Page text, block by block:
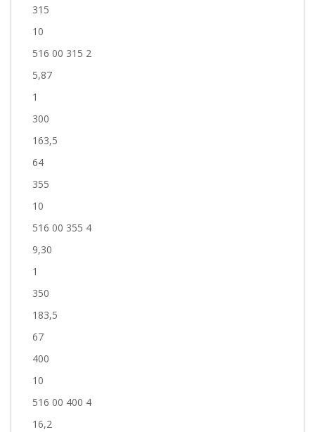
315
10
516 00 315 2
5,87
1
300
163,5
64
355
10
516 00 355 4
9,30
1
350
183,5
67
400
10
516 00 400 4
16,2